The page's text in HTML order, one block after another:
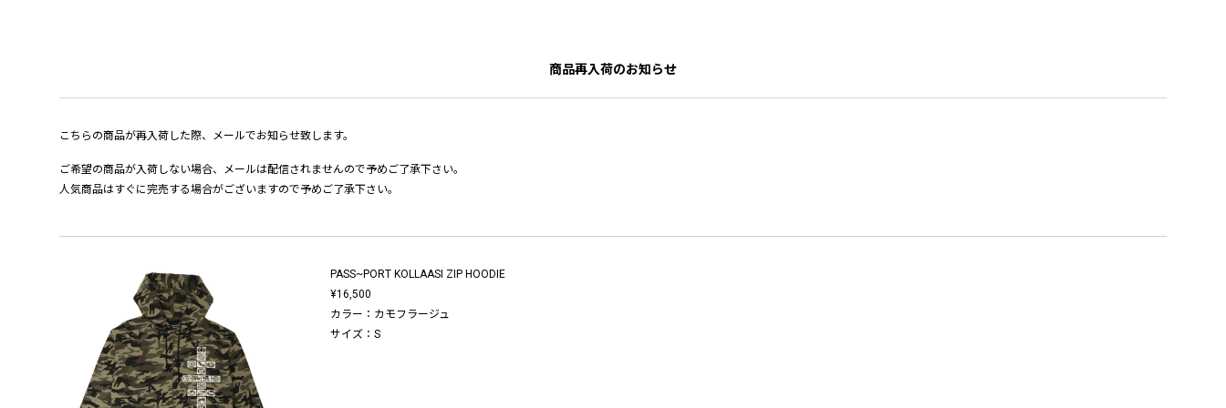
商品再入荷のお知らせ
こちらの商品が再入荷した際、メールでお知らせ致します。
ご希望の商品が入荷しない場合、メールは配信されませんので予めご了承下さい。
人気商品はすぐに完売する場合がございますので予めご了承下さい。
PASS~PORT KOLLAASI ZIP HOODIE
¥16,500
カラー：カモフラージュ
サイズ：S